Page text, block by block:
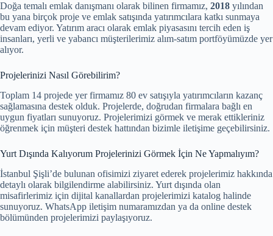
Doğa temalı emlak danışmanı olarak bilinen firmamız, 2018 yılından
bu yana birçok proje ve emlak satışında yatırımcılara katkı sunmaya
devam ediyor. Yatırım aracı olarak emlak piyasasını tercih eden iş
insanları, yerli ve yabancı müşterilerimiz alım-satım portföyümüzde yer
alıyor.
Projelerinizi Nasıl Görebilirim?
Toplam 14 projede yer firmamız 80 ev satışıyla yatırımcıların kazanç
sağlamasına destek olduk. Projelerde, doğrudan firmalara bağlı en
uygun fiyatları sunuyoruz. Projelerimizi görmek ve merak ettikleriniz
öğrenmek için müşteri destek hattından bizimle iletişime geçebilirsiniz.
Yurt Dışında Kalıyorum Projelerinizi Görmek İçin Ne Yapmalıyım?
İstanbul Şişli’de bulunan ofisimizi ziyaret ederek projelerimiz hakkında
detaylı olarak bilgilendirme alabilirsiniz. Yurt dışında olan
misafirlerimiz için dijital kanallardan projelerimizi katalog halinde
sunuyoruz. WhatsApp iletişim numaramızdan ya da online destek
bölümünden projelerimizi paylaşıyoruz.